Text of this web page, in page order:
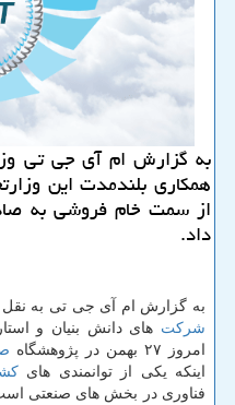
به گزارش ام آی جی تی
همكاری بلندمدت این
از سمت خام فروشی به
داد.
به گزارش ام آی جی تی به نقل
شركت های دانش بنیان و
امروز ۲۷ بهمن در پژوهشگاه
اینكه یكی از توانمندی های
فناوری در بخش های صنعتی